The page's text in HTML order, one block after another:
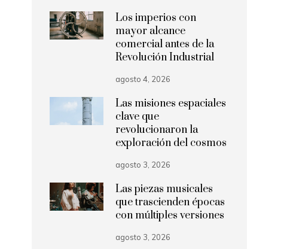
Los imperios con
mayor alcance
comercial antes de la
Revolución Industrial
agosto 4, 2026
Las misiones espaciales
clave que
revolucionaron la
exploración del cosmos
agosto 3, 2026
Las piezas musicales
que trascienden épocas
con múltiples versiones
agosto 3, 2026